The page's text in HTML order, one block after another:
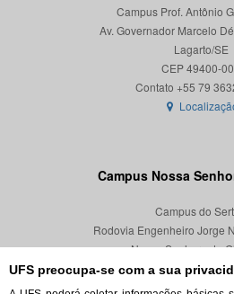
UFS preocupa-se com a sua
Campus Prof. Antônio
Av. Governador Marcelo
Lagarto/SE
CEP 49400-
Campus Nossa
Campus do
Rodovia Engenheiro Jorge
Nossa Senhora da
CEP 49680-